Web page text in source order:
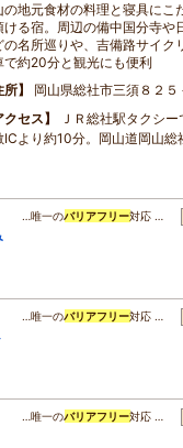
の地元食材の料理と寝具にこ
ける宿。周辺の備中国分寺
の名所巡りや、吉備路サイク
で約20分と観光にも便利
所
岡山県総社市三須８２５
クセス
ＪＲ総社駅タクシ
ICより約10分。岡山道岡山総
…唯一のバリアフリー対応 …
…唯一のバリアフリー対応 …
…唯一のバリアフリー対応 …